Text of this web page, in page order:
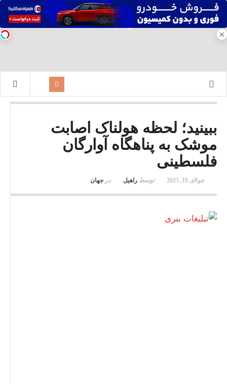
ببینید؛ لحظه هولناک اصابت
موشک به پناهگاه آوارگان
فلسطینی
جولای 18, 2025 توسط راهیل در جهان